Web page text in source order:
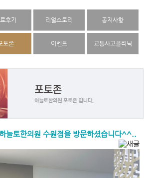
후기 리얼스토리 공지사항
토존 이벤트 교통사고클리닉
늘토한의원 수원점을 방문하셨습니다^^..